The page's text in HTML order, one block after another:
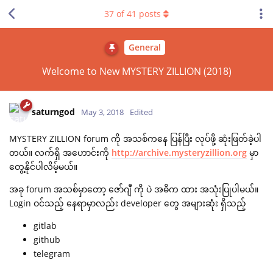
General
Welcome to New MYSTERY ZILLION (2018)
37 of41 posts
saturngod May 3, 2018 Edited
MYSTERY ZILLION forum ကို အသစ်ကနေ ပြန်ပြီး လုပ်ဖို့ ဆုံးဖြတ်ခဲ့ပါ
တယ်။ လက်ရှိ အဟောင်းကို http://archive.mysteryzillion.org မှာ
တွေ့နိုင်ပါလိမ့်မယ်။
အခု forum အသစ်မှာတော့ ဇော်ဂျီ ကို ပဲ အဓိက ထား အသုံးပြုပါမယ်။
Login ဝင်သည့် နေရာမှာလည်း developer တွေ အများဆုံး ရှိသည့်
gitlab
github
telegram